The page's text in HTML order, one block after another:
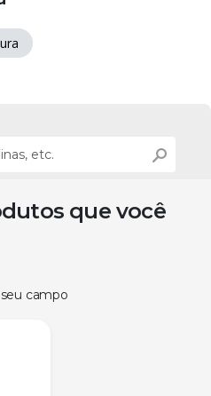
que você
campo